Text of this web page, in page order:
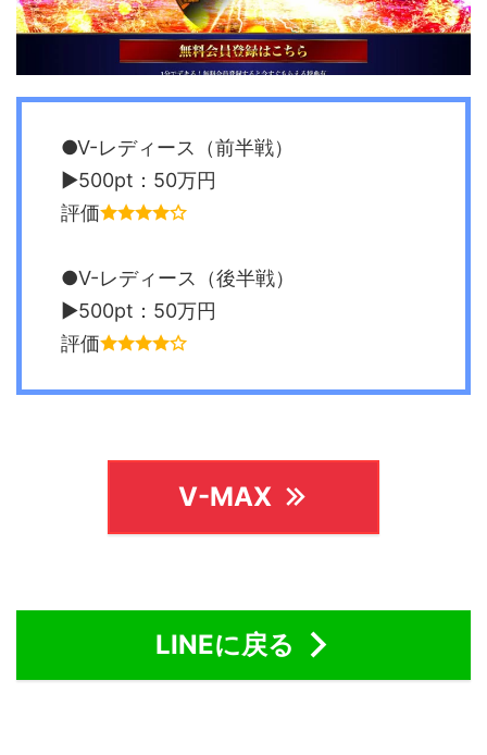
●V-レディース（前半戦）
▶︎500pt：50万円
評価
●V-レディース（後半戦）
▶︎500pt：50万円
評価
V-MAX
LINEに戻る